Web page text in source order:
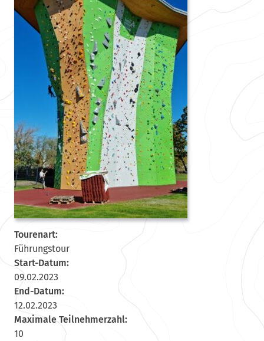
Tourenart:
Führungstour
Start-Datum:
09.02.2023
End-Datum:
12.02.2023
Maximale Teilnehmerzahl:
10